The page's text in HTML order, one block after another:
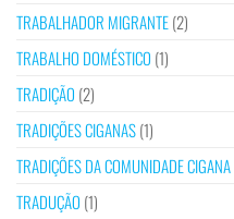
TRABALHADOR MIGRANTE(2)
TRABALHO DOMÉSTICO (1)
TRADIÇÃO (2)
TRADIÇÕES CIGANAS(1)
TRADIÇÕES DA COMUNIDADE CIGANA
TRADUÇÃO (1)